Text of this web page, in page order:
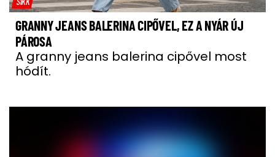
GRANNY JEANS BALERINA CIPŐVEL, EZ A NYÁR ÚJ
PÁROSA
A granny jeans balerina cipővel most
hódít.